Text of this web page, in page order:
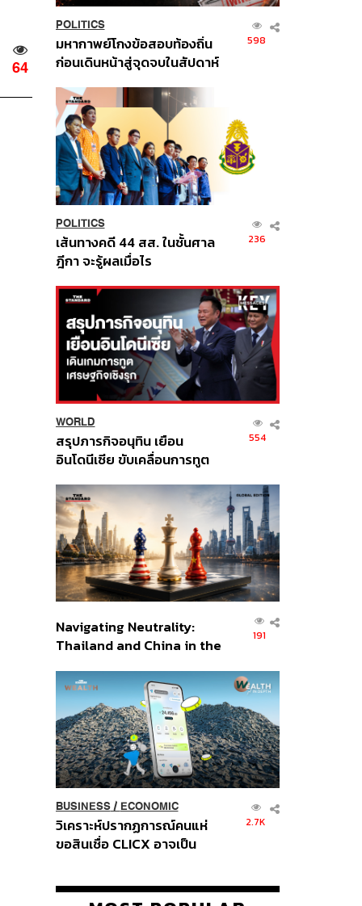
64
POLITICS
มหากาพย์โกงข้อสอบท้องถิ่น
ก่อนเดินหน้าสู่จุดจบในสัปดาห์
598
POLITICS
เส้นทางคดี 44 สส. ในชั้นศาล
ฎีกา จะรู้ผลเมื่อไร
236
WORLD
สรุปภารกิจอนุทิน เยือน
อินโดนีเซีย ขับเคลื่อนการทูต
ส่วนยุทธศาสตร์ไทย –
อินโดนีเซีย
554
Navigating Neutrality:
Thailand and China in the
Order
191
BUSINESS/ ECONOMIC
วิเคราะห์ปรากฏการณ์คนแห่
ขอสินเชื่อ CLICX อาจเป็น
ปัญหาหนี้ครัวเรือนไทยที่ถูกซุก
2.7K